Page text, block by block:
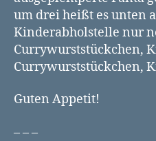
um drei heißt es unten
Kinderabholstelle nur
Currywurststückchen,
Currywurststückchen,
Guten Appetit!
– – –